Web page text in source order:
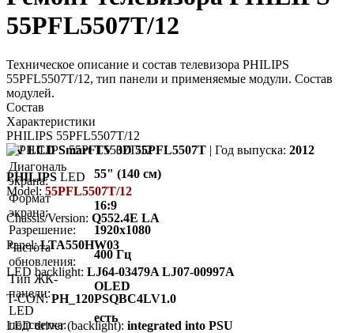
55PFL5507T/12
Техническое описание и состав телевизора PHILIPS
55PFL5507T/12, тип панели и применяемые модули. Состав
модулей.
Состав
Характеристики
PHILIPS 55PFL5507T/12
TV LCD Smart TV 3D 55PFL5507T | Год выпуска: 2012
Диагональ
экрана:
55" (140 см)
Формат
экрана:
16:9
Разрешение:
1920x1080
Частота
обновления:
400 Гц
Тип ЖК-
панели:
OLED
LED
подсветка:
есть
PHILIPS LED
Model: 55PFL5507T/12
Chassis/Version: Q552.4E LA
Panel:LTA550HW03
LED backlight: LJ64-03479A LJ07-00997A
T-CON:PH_120PSQBC4LV1.0
LED driver (backlight): integrated into PSU